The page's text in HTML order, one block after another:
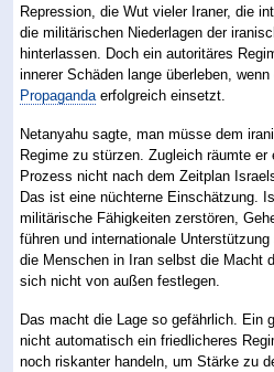
Repression, die Wut vieler Iraner, die
die militärischen Niederlagen der
hinterlassen. Doch ein autoritäres
innerer Schäden lange überleben,
Propaganda erfolgreich einsetzt.
Netanyahu sagte, man müsse dem
Regime zu stürzen. Zugleich räumte
Prozess nicht nach dem Zeitplan
Das ist eine nüchterne Einschätzung.
militärische Fähigkeiten zerstören,
führen und internationale
die Menschen in Iran selbst die Macht
sich nicht von außen festlegen.
Das macht die Lage so gefährlich. Ein
nicht automatisch ein friedlicheres
noch riskanter handeln, um Stärke zu